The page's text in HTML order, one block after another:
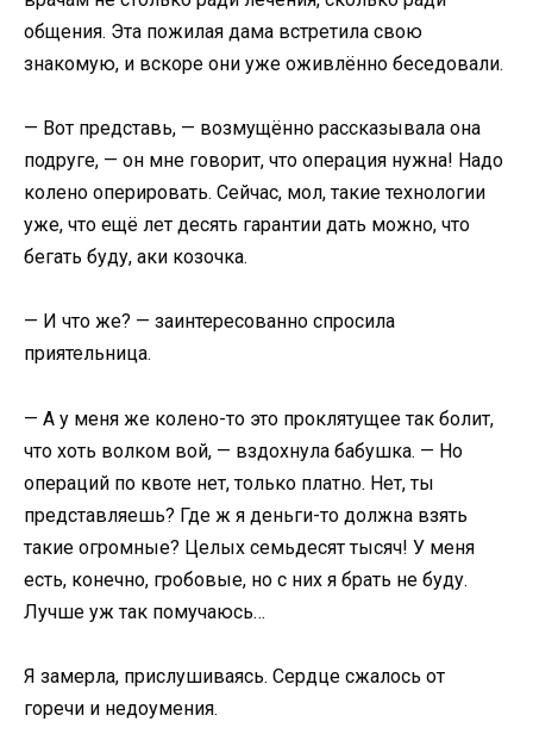
общения. Эта пожилая дама встретила свою
знакомую, и вскоре они уже оживлённо беседовали.
— Вот представь, — возмущённо рассказывала она
подруге, — он мне говорит, что операция нужна! Надо
колено оперировать. Сейчас, мол, такие технологии
уже, что ещё лет десять гарантии дать можно, что
бегать буду, аки козочка.
— И что же? — заинтересованно спросила
приятельница.
— А у меня же колено-то это проклятущее так болит,
что хоть волком вой, — вздохнула бабушка. — Но
операций по квоте нет, только платно. Нет, ты
представляешь? Где ж я деньги-то должна взять
такие огромные? Целых семьдесят тысяч! У меня
есть, конечно, гробовые, но с них я брать не буду.
Лучше уж так помучаюсь…
Я замерла, прислушиваясь. Сердце сжалось от
горечи и недоумения.